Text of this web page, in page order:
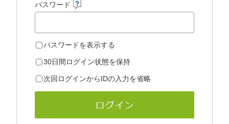
パスワード
パスワードを表示する
30日間ログイン状態を保持
次回ログインからIDの入力を省略